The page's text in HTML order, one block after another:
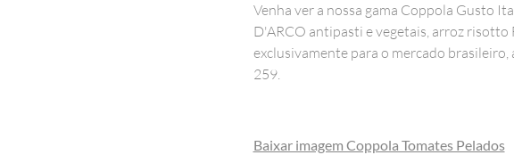
Venha ver a nossa gama Coppola Gusto
D'ARCO antipasti e vegetais, arroz risotto
exclusivamente para o mercado
259.
Baixar imagem Coppola Tomates Pelados